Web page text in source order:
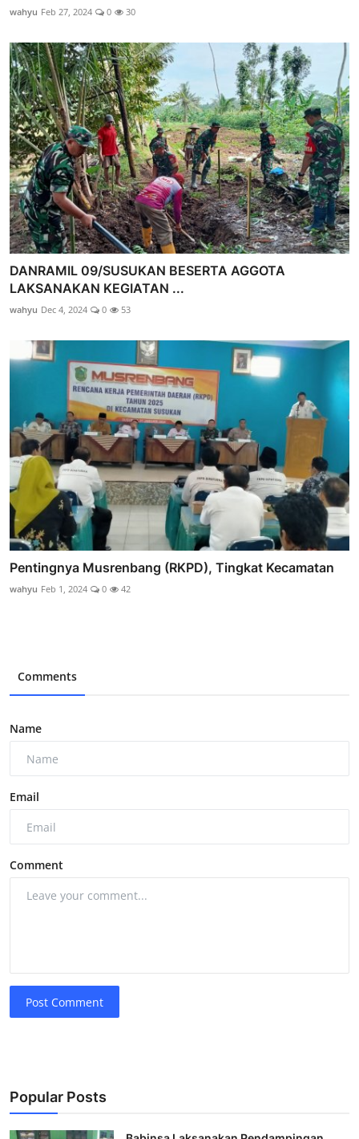
wahyu Feb 27, 2024 0 30
DANRAMIL 09/SUSUKAN BESERTA AGGOTA
LAKSANAKAN KEGIATAN ...
wahyu Dec 4, 2024 0 53
Pentingnya Musrenbang (RKPD), Tingkat Kecamatan
wahyu Feb 1, 2024 0 42
Comments
Name
Email
Comment
Post Comment
Popular Posts